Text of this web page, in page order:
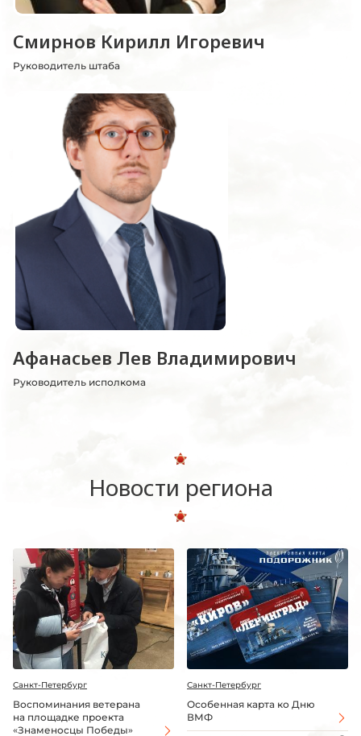
Смирнов Кирилл Игоревич
Руководитель штаба
Афанасьев Лев Владимирович
Руководитель исполкома
Новости региона
Санкт-Петербург
Воспоминания ветерана
на площадке проекта
«Знаменосцы Победы»
Санкт-Петербург
Особенная карта ко Дню
ВМФ